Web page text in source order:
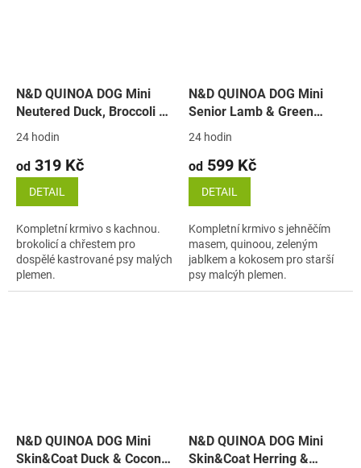
N&D QUINOA DOG Mini
Neutered Duck, Broccoli &
Asparagus (kachna)
24 hodin
od 319 Kč
DETAIL
Kompletní krmivo s kachnou.
brokolicí a chřestem pro
dospělé kastrované psy malých
plemen.
N&D QUINOA DOG Mini
Senior Lamb & Green
Apple (jehně a zelené
24 hodin
od 599 Kč
DETAIL
Kompletní krmivo s jehněčím
masem, quinoou, zeleným
jablkem a kokosem pro starší
psy malcýh plemen.
N&D QUINOA DOG Mini
Skin&Coat Duck & Coconut
N&D QUINOA DOG Mini
Skin&Coat Herring &